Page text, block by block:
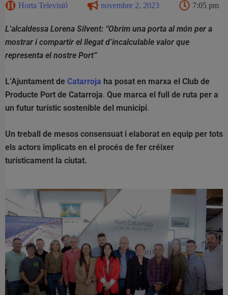
Horta Televisió novembre 2, 2023 7:05 pm
L’alcaldessa Lorena Silvent: “Obrim una porta al món per a
mostrar i compartir el llegat d’incalculable valor que
representa el nostre Port”
L’Ajuntament de Catarroja ha posat en marxa el Club de
Producte Port de Catarroja. Que marca el full de ruta per a
un futur turístic sostenible del municipi.
Un treball de mesos consensuat i elaborat en equip per tots
els actors implicats en el procés de fer créixer
turísticament la ciutat.